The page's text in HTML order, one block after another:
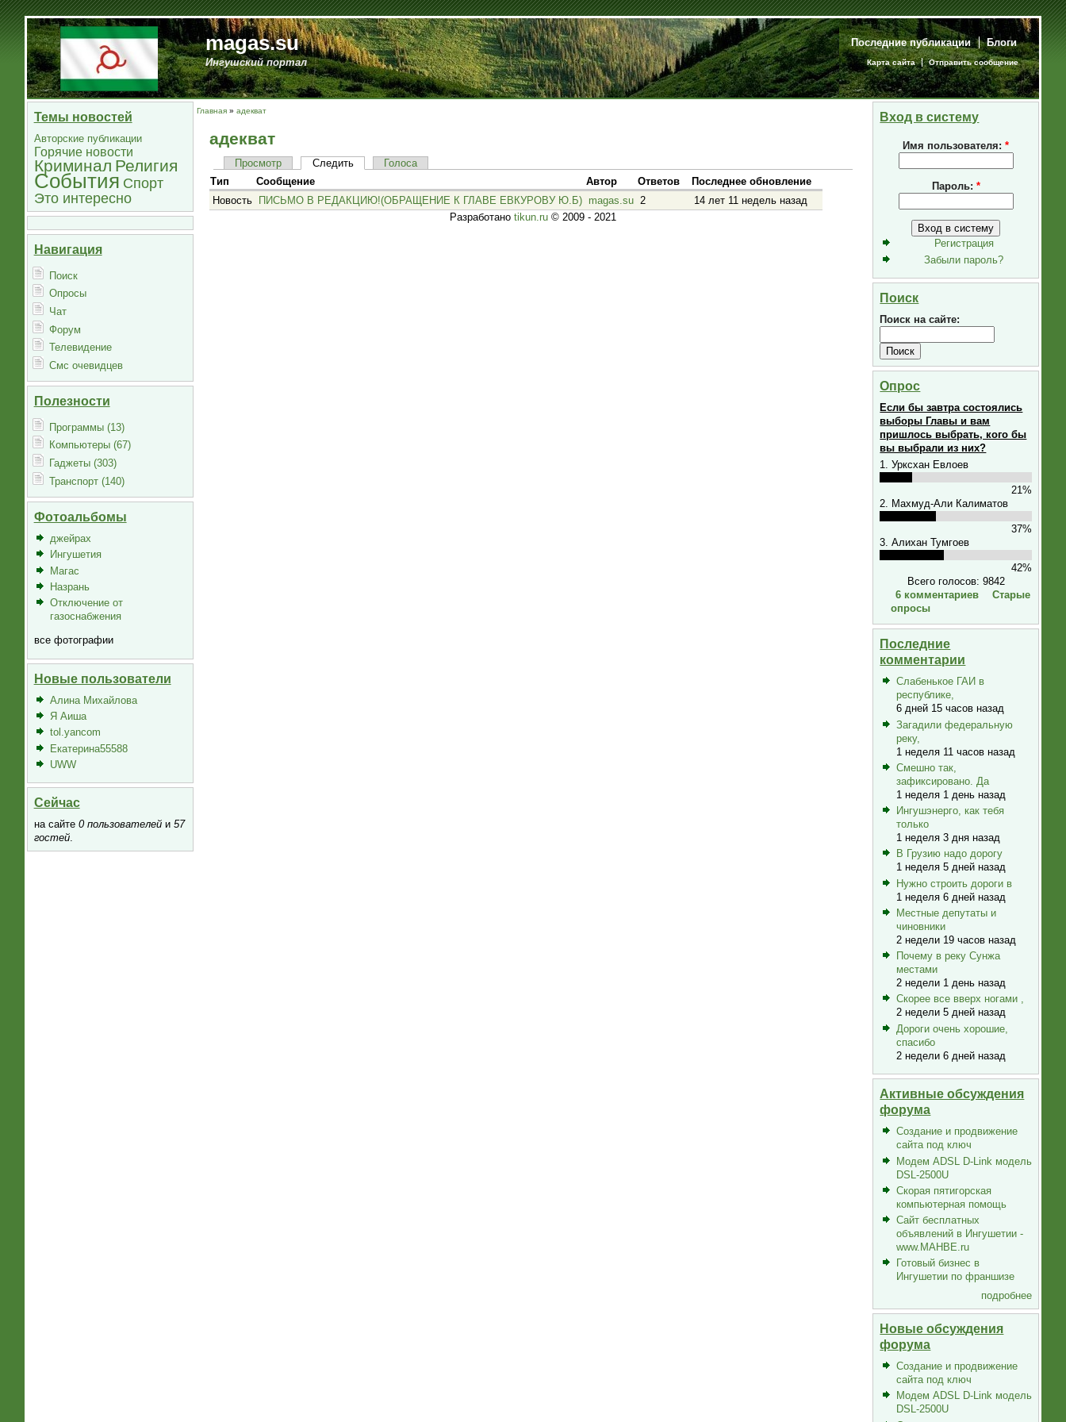
magas.su
Ингушский портал
Последние публикации Блоги
Карта сайта Отправить сообщение
Темы новостей
Авторские публикации
Горячие новости
Криминал Религия
События Спорт
Это интересно
Навигация
Поиск
Опросы
Чат
Форум
Телевидение
Смс очевидцев
Полезности
Программы (13)
Компьютеры (67)
Гаджеты (303)
Транспорт (140)
Фотоальбомы
джейрах
Ингушетия
Магас
Назрань
Отключение от
газоснабжения
все фотографии
Новые пользователи
Алина Михайлова
Я Аиша
tol.yancom
Екатерина55588
UWW
Сейчас
на сайте 0 пользователейи 57
гостей.
Главная» адекват
адекват
Просмотр Следить
Голоса
Тип
Сообщение Автор Ответов
Последнее обновление
Новость
ПИСЬМО В РЕДАКЦИЮ!(ОБРАЩЕНИЕ К ГЛАВЕ ЕВКУРОВУ Ю.Б) magas.su 2
14 лет 11 недель назад
Разработано tikun.ru© 2009 - 2021
Вход в систему
Имя пользователя:*
Пароль: *
Регистрация
Забыли пароль?
Поиск
Поиск на сайте:
Опрос
Если бы завтра состоялись
выборы Главы и вам
пришлось выбрать, кого бы
вы выбрали из них?
1. Урксхан Евлоев
21%
2. Махмуд-Али Калиматов
37%
3. Алихан Тумгоев
42%
Всего голосов: 9842
6 комментариев
Старые
опросы
Последние
комментарии
Слабенькое ГАИ в
республике,
6 дней 15 часов назад
Загадили федеральную
реку,
1 неделя 11 часов назад
Смешно так,
зафиксировано. Да
1 неделя 1 день назад
Ингушэнерго, как тебя
только
1 неделя 3 дня назад
В Грузию надо дорогу
1 неделя 5 дней назад
Нужно строить дороги в
1 неделя 6 дней назад
Местные депутаты и
чиновники
2 недели 19 часов назад
Почему в реку Сунжа
местами
2 недели 1 день назад
Скорее все вверх ногами ,
2 недели 5 дней назад
Дороги очень хорошие,
спасибо
2 недели 6 дней назад
Активные обсуждения
форума
Создание и продвижение
сайта под ключ
Модем ADSL D-Link модель
DSL-2500U
Скорая пятигорская
компьютерная помощь
Сайт бесплатных
объявлений в Ингушетии -
www.MAHBE.ru
Готовый бизнес в
Ингушетии по франшизе
подробнее
Новые обсуждения
форума
Создание и продвижение
сайта под ключ
Модем ADSL D-Link модель
DSL-2500U